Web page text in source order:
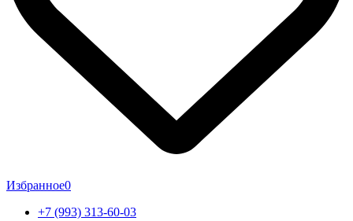
Избранное0
+7 (993) 313-60-03